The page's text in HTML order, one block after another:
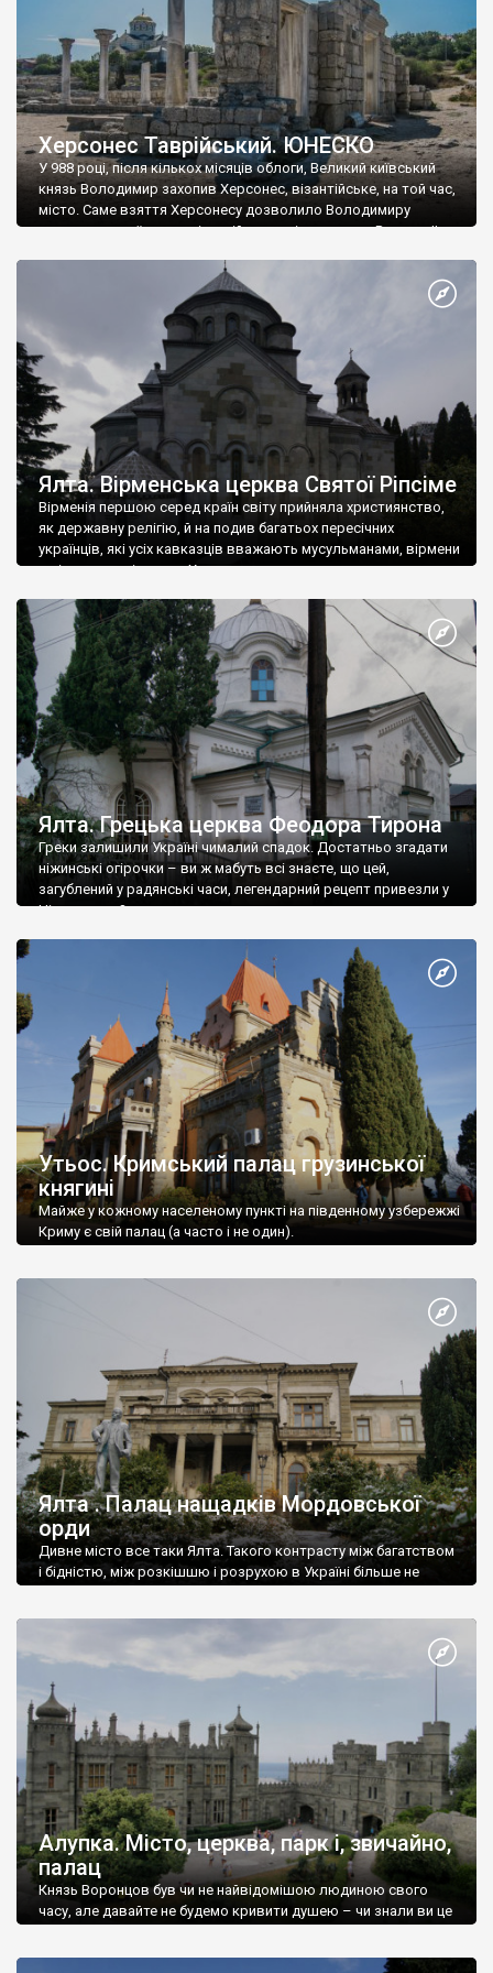
Херсонес Таврійський. ЮНЕСКО
У 988 році, після кількох місяців облоги, Великий київський
князь Володимир захопив Херсонес, візантійське, на той час,
місто. Саме взяття Херсонесу дозволило Володимиру
диктувати свої умови візантійському імператору Василю ІІ, та
Херсонесі Володимир-язичник, став Василем-християнином.
А потім було Хрещення Русі. На честь Херсонесу Таврійського
Ялта. Вірменська церква Святої Ріпсіме
Вірменія першою серед країн світу прийняла християнство,
як державну релігію, й на подив багатьох пересічних
українців, які усіх кавказців вважають мусульманами, вірмени
є відданими вірянами Христа
Ялта. Грецька церква Феодора Тирона
Греки залишили Україні чималий спадок. Достатньо згадати
ніжинські огірочки – ви ж мабуть всі знаєте, що цей,
загублений у радянські часи, легендарний рецепт привезли у
Ніжин греки?
Утьос. Кримський палац грузинської
княгині
Майже у кожному населеному пункті на південному узбережжі
Криму є свій палац (а часто і не один).
Ялта . Палац нащадків Мордовської
орди
Дивне місто все таки Ялта. Такого контрасту між багатством
і бідністю, між розкішшю і розрухою в Україні більше не
Алупка. Місто, церква, парк і, звичайно,
палац
Князь Воронцов був чи не найвідомішою людиною свого
часу, але давайте не будемо кривити душею – чи знали ви це